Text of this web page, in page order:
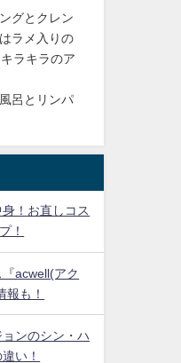
グとクレン
ラメ入りの
ラキラのア
呂とリンパ
！お直しコス
！
acwell(アク
報も！
ョンのシン・ハ
い！